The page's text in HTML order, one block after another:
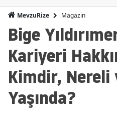
MevzuRize Magazin
Bige
Kariyeri
Kimdir, Nereli
Yaşında?